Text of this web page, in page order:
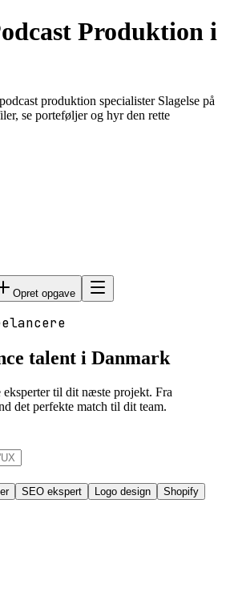
Produktion i
produktion specialister Slagelse på
se porteføljer og hyr den rette
Opret opgave
talent i Danmark
til dit næste projekt. Fra
det perfekte match til dit team.
SEO ekspert Logo design Shopify